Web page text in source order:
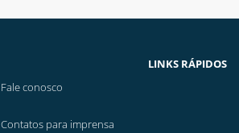
LINKS RÁPIDOS
Fale conosco
Contatos para imprensa